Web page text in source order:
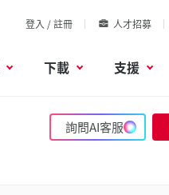
登入 / 註冊 人才招募
下載 支援
詢問AI客服